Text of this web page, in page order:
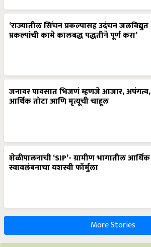
‘राज्यातील सिंचन प्रकल्पासह उदंचन जलविद्युत
प्रकल्पांची कामे कालबद्ध पद्धतीने पूर्ण करा’
जनावर पावसात भिजणं म्हणजे आजार, अपंगत्व,
आर्थिक तोटा आणि मृत्यूची चाहूल
शेळीपालनाची ‘SIP’- ग्रामीण भागातील आर्थिक
स्वावलंबनाचा यशस्वी फॉर्मुला
More Stories